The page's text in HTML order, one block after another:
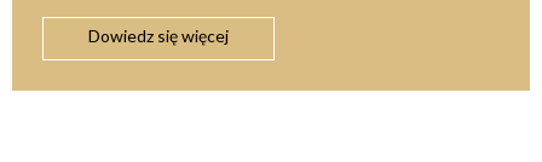
Dowiedz się więcej